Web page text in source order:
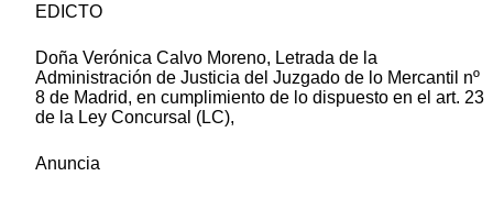
EDICTO
Doña Verónica Calvo Moreno, Letrada de la
Administración de Justicia del Juzgado de lo Mercantil nº
8 de Madrid, en cumplimiento de lo dispuesto en el art. 23
de la Ley Concursal (LC),
Anuncia